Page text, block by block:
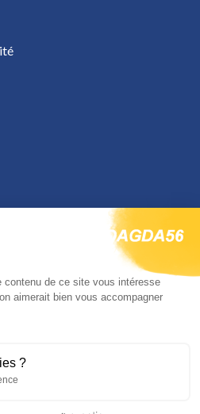
de notre
politique de
d'un droit d'accès, de rectification et
contenu de ce site vous intéresse
aimerait bien vous accompagner
?